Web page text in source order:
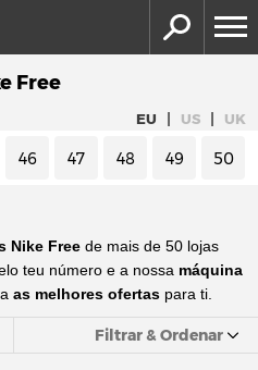
Free
EU | US | UK
46 47 48 49 50
Nike Freede mais de 50 lojas
teu número e a nossa máquina
as melhores ofertaspara ti.
Filtrar & Ordenar